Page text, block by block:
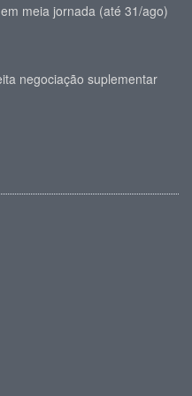
meia jornada (até 31/ago)
negociação suplementar